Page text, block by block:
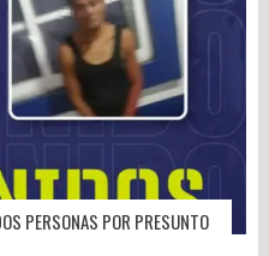
PERSONAS POR PRESUNTO